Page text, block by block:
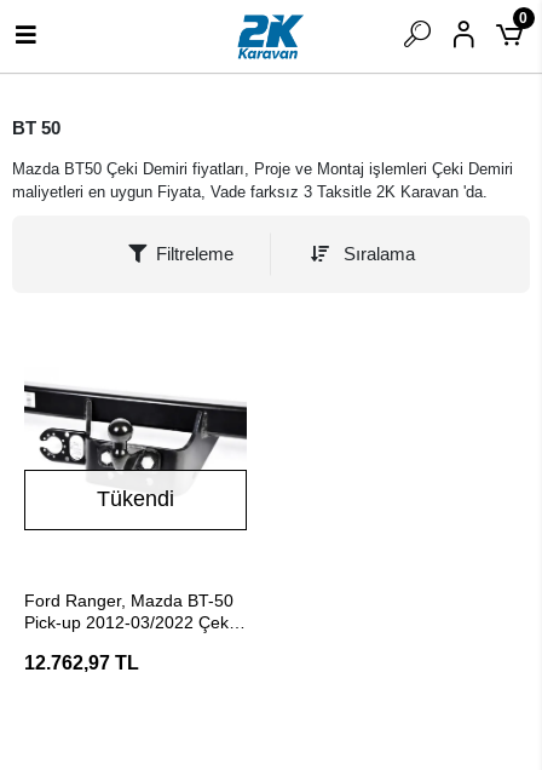
0
BT 50
Mazda BT50 Çeki Demiri fiyatları, Proje ve Montaj işlemleri Çeki Demiri
maliyetleri en uygun Fiyata, Vade farksız 3 Taksitle 2K Karavan 'da.
Filtreleme Sıralama
Tükendi
Ford Ranger, Mazda BT-50
Pick-up 2012-03/2022 Çeki
12.762,97 TL